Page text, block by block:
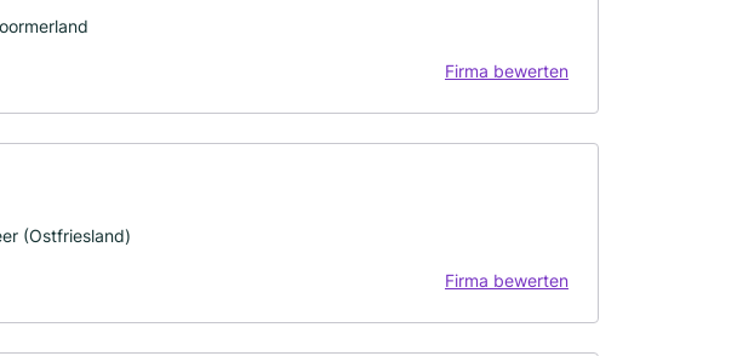
Firma bewerten
(Ostfriesland)
Firma bewerten